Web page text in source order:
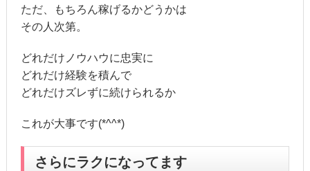
ただ、もちろん稼げるかどうかは
その人次第。
どれだけノウハウに忠実に
どれだけ経験を積んで
どれだけズレずに続けられるか
これが大事です(*^^*)
さらにラクになってます